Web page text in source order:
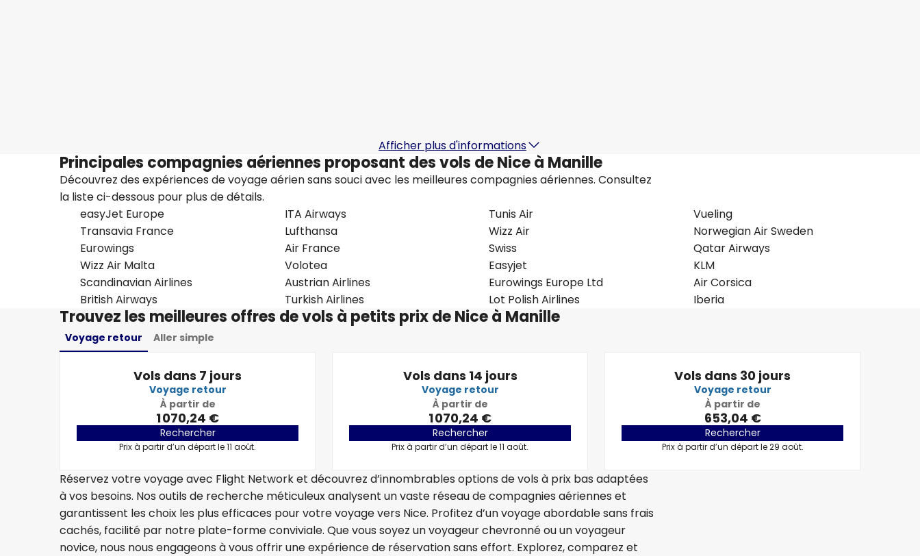
Afficher plus d'informations
Principales compagnies aériennes proposant des vols de Nice à Manille
Découvrez des expériences de voyage aérien sans souci avec les meilleures compagnies aériennes. Consultez
la liste ci-dessous pour plus de détails.
easyJet Europe
ITA Airways Tunis Air
Vueling
Transavia France
Lufthansa Wizz Air
Norwegian Air Sweden
Eurowings
Air France Swiss
Qatar Airways
Wizz Air Malta
Volotea Easyjet
KLM
Scandinavian Airlines
Austrian Airlines Eurowings Europe Ltd
Air Corsica
British Airways
Turkish Airlines Lot Polish Airlines Iberia
Trouvez les meilleures offres de vols à petits prix de Nice à Manille
Voyage retour Aller simple
Vols dans 7 jours
Voyage retour
À partir de
1 070,24 €
Rechercher
Prix à partir d’un départ le 11 août.
Vols dans 14 jours
Voyage retour
À partir de
1 070,24 €
Rechercher
Prix à partir d’un départ le 11 août.
Vols dans 30 jours
Voyage retour
À partir de
653,04 €
Rechercher
Prix à partir d’un départ le 29 août.
Réservez votre voyage avec Flight Network et découvrez d’innombrables options de vols à prix bas adaptées
à vos besoins. Nos outils de recherche méticuleux analysent un vaste réseau de compagnies aériennes et
garantissent les choix les plus efficaces pour votre voyage vers Nice. Profitez d’un voyage abordable sans frais
cachés, facilité par notre plate-forme conviviale. Que vous soyez un voyageur chevronné ou un voyageur
novice, nous nous engageons à vous offrir une expérience de réservation sans effort. Explorez, comparez et